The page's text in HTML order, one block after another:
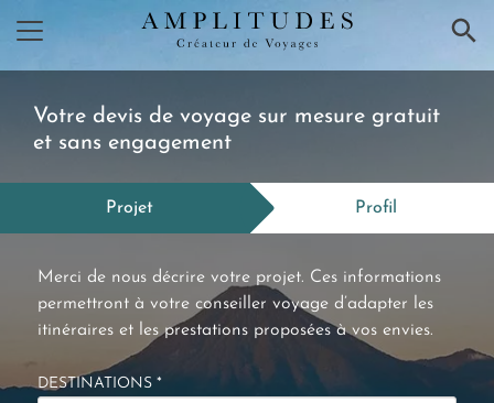
×
Votre devis de voyage sur mesure gratuit
et sans engagement
Projet Profil
Merci de nous décrire votre projet. Ces informations
permettront à votre conseiller voyage d’adapter les
itinéraires et les prestations proposées à vos envies.
DESTINATIONS *